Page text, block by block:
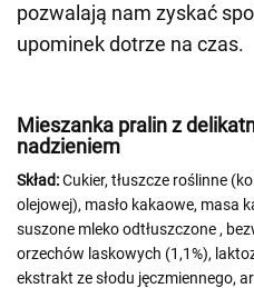
pozwalają nam zyskać
upominek dotrze na czas.
Mieszanka pralin z
nadzieniem
Skład:Cukier, tłuszcze roślinne
olejowej), masło kakaowe, masa
suszone mleko odtłuszczone ,
orzechów laskowych (1,1%),
ekstrakt ze słodu jęczmiennego,